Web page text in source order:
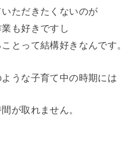
ただきたくないのが
も好きですし
とって結構好きなんです。
うな子育て中の時期には
が取れません。